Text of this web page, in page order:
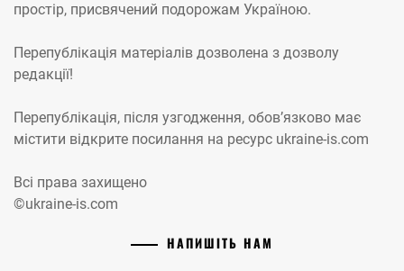
простір, присвячений подорожам Україною.
Перепублікація матеріалів дозволена з дозволу
редакції!
Перепублікація, після узгодження, обов’язково має
містити відкрите посилання на ресурс ukraine-is.com
Всі права захищено
©ukraine-is.com
НАПИШІТЬ НАМ